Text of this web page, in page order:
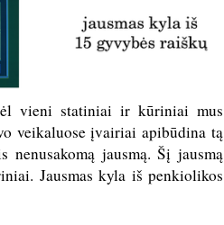
vieni statiniai ir kūriniai mus
veikaluose įvairiai apibūdina tą
jausmą. Šį jausmą
Jausmas kyla iš penkiolikos